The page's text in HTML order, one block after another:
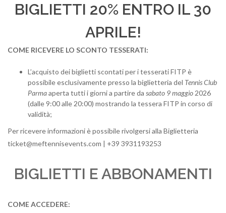
BIGLIETTI 20% ENTRO IL 30
APRILE!
COME RICEVERE LO SCONTO TESSERATI:
L’acquisto dei biglietti scontati per i tesserati FITP è
possibile esclusivamente presso la biglietteria del Tennis Club
Parmaaperta tutti i giorni a partire da sabato 9 maggio 2026
(dalle 9:00 alle 20:00) mostrando la tessera FITP in corso di
validità;
Per ricevere informazioni è possibile rivolgersi alla Biglietteria
ticket@meftennisevents.com | +39 3931193253
BIGLIETTI E ABBONAMENTI
COME ACCEDERE: